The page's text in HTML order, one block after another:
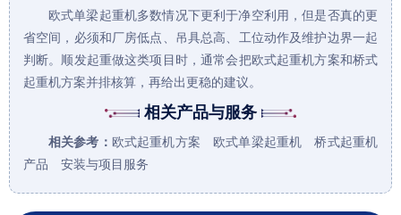
欧式单梁起重机多数情况下更利于净空利用，但是否真的更
省空间，必须和厂房低点、吊具总高、工位动作及维护边界一起
判断。顺发起重做这类项目时，通常会把欧式起重机方案和桥式
起重机方案并排核算，再给出更稳的建议。
相关产品与服务
相关参考： 欧式起重机方案 欧式单梁起重机
桥式起重机
产品
安装与项目服务